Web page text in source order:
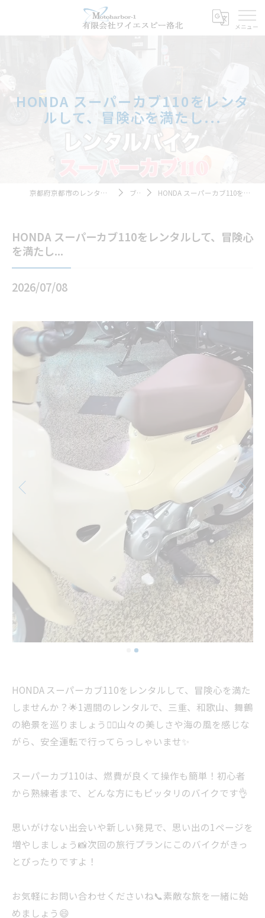
HONDA スーパーカブ110をレンタ
ルして、冒険心を満たし...
京都府京都市のレンタルバイクならモトハーバー１ ブログ HONDA スーパーカブ110をレンタルして、冒険心を満たし...
HONDA スーパーカブ110をレンタルして、冒険心
を満たし...
2026/07/08
HONDA スーパーカブ110をレンタルして、冒険心を満た
しませんか？🌟1週間のレンタルで、三重、和歌山、舞鶴
の絶景を巡りましょう🚴‍♂️山々の美しさや海の風を感じな
がら、安全運転で行ってらっしゃいませ✨
スーパーカブ110は、燃費が良くて操作も簡単！初心者
から熟練者まで、どんな方にもピッタリのバイクです👌
思いがけない出会いや新しい発見で、思い出の1ページを
増やしましょう📸次回の旅行プランにこのバイクがきっ
とぴったりですよ！
お気軽にお問い合わせくださいね📞素敵な旅を一緒に始
めましょう😄